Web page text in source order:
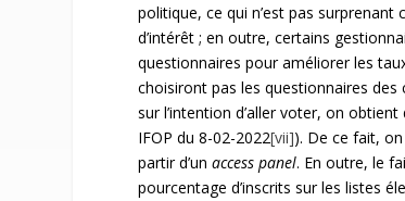
politique, ce qui n’est pas
d’intérêt ; en outre, certains
questionnaires pour améliorer les
choisiront pas les questionnaires
sur l’intention d’aller voter, on
IFOP du 8-02-2022[vii]). De ce fait,
partir d’unaccess panel. En outre, le
pourcentage d’inscrits sur les listes